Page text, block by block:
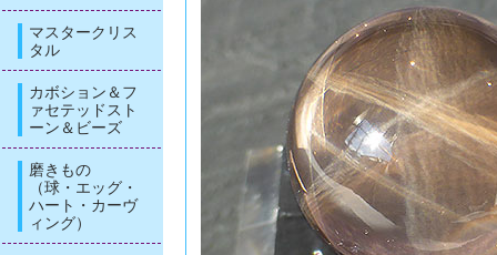
マスタークリス
タル
カボション＆フ
ァセテッドスト
ーン＆ビーズ
磨きもの
（球・エッグ・
ハート・カーヴ
ィング）